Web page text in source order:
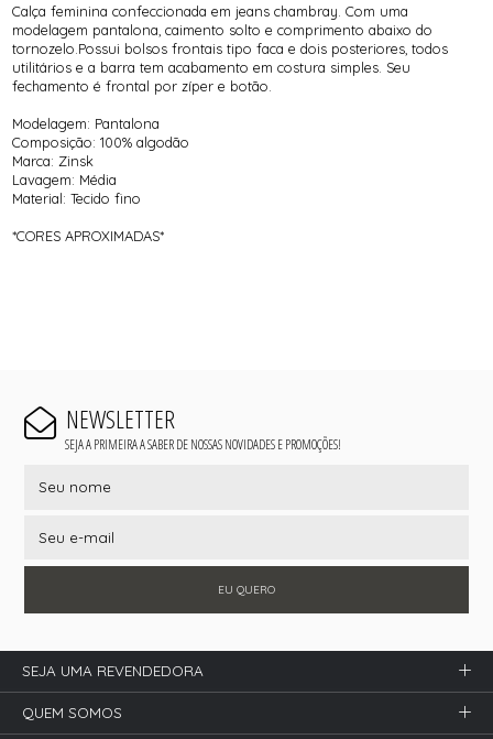
Calça feminina confeccionada em jeans chambray. Com uma
modelagem pantalona, caimento solto e comprimento abaixo do
tornozelo.Possui bolsos frontais tipo faca e dois posteriores, todos
utilitários e a barra tem acabamento em costura simples. Seu
fechamento é frontal por zíper e botão.
Modelagem: Pantalona
Composição: 100% algodão
Marca: Zinsk
Lavagem: Média
Material: Tecido fino
*CORES APROXIMADAS*
NEWSLETTER
SEJA A PRIMEIRA A SABER DE NOSSAS NOVIDADES E PROMOÇÕES!
EU QUERO
SEJA UMA REVENDEDORA
QUEM SOMOS